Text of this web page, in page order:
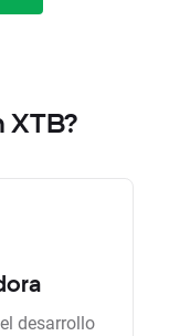
XTB?
desarrollo